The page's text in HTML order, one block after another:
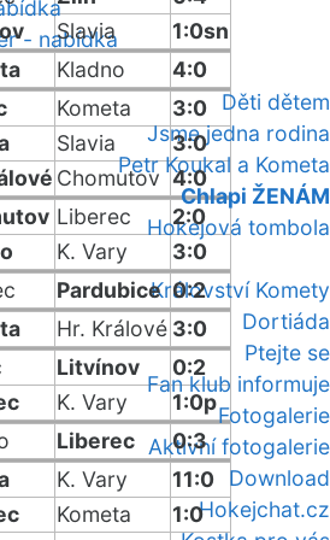
- nabídka
Děti dětem
Jsme jedna rodina
Petr Koukal a Kometa
Chlapi ŽENÁM
Hokejová tombola
Království Komety
Dortiáda
Ptejte se
Fan klub informuje
Fotogalerie
Aktivní fotogalerie
Download
Hokejchat.cz
Slavia
1:0sn
Kladno
4:0
Kometa
3:0
Slavia
3:0
Chomutov 4:0
Liberec
2:0
K. Vary
3:0
Pardubice 0:2
Hr. Králové 3:0
Litvínov
0:2
K. Vary
1:0p
Liberec
0:3
K. Vary
11:0
Kometa
1:0